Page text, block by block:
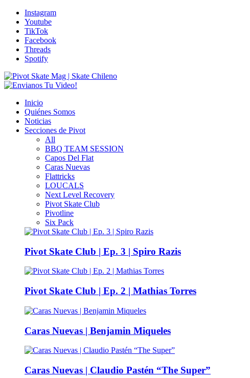
Instagram
Youtube
TikTok
Facebook
Threads
Spotify
Inicio
Quiénes Somos
Noticias
Secciones de Pivot
All
BBQ TEAM SESSION
Capos Del Flat
Caras Nuevas
Flattricks
LOUCALS
Next Level Recovery
Pivot Skate Club
Pivotline
Six Pack
Pivot Skate Club | Ep. 3 | Spiro Razis
Pivot Skate Club | Ep. 2 | Mathias Torres
Caras Nuevas | Benjamin Miqueles
Caras Nuevas | Claudio Pastén “The Super”